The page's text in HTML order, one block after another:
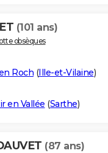
(101 ans)
obsèques
Roch (Ille-et-Vilaine)
en Vallée (Sarthe)
(87 ans)